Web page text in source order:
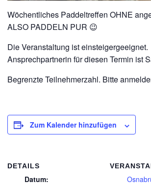
Wöchentliches Paddeltreffen OHNE
ALSO PADDELN PUR 😉
Die Veranstaltung ist einsteigergeeignet.
Ansprechpartnerin für diesen Termin ist
Begrenzte Teilnehmerzahl. Bitte
Zum Kalender hinzufügen
DETAILS
Datum: